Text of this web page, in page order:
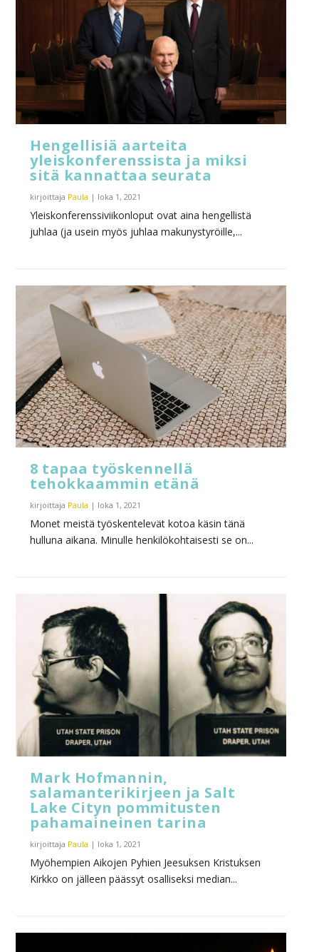
Hengellisiä aarteita
yleiskonferenssista ja miksi
sitä kannattaa seurata
kirjoittaja Paula | loka 1, 2021
Yleiskonferenssiviikonloput ovat aina hengellistä
juhlaa (ja usein myös juhlaa makunystyröille,...
8 tapaa työskennellä
tehokkaammin etänä
kirjoittaja Paula | loka 1, 2021
Monet meistä työskentelevät kotoa käsin tänä
hulluna aikana. Minulle henkilökohtaisesti se on...
Mark Hofmannin,
salamanterikirjeen ja Salt
Lake Cityn pommitusten
pahamaineinen tarina
kirjoittaja Paula | loka 1, 2021
Myöhempien Aikojen Pyhien Jeesuksen Kristuksen
Kirkko on jälleen päässyt osalliseksi median...